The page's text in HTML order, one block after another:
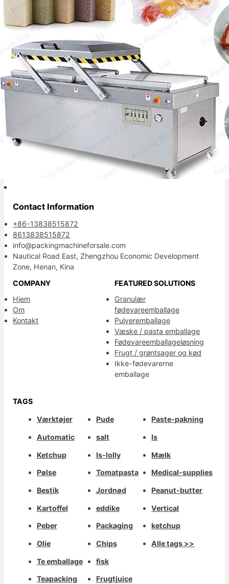
Dobbeltkammer vakuumpakker er designet til
at vakuumpakke og forsegle fødevarer eller
ikke-fødevarer…
Pålidelig emballagepartner.
Contact Information
+86-13838515872
8613838515872
info@packingmachineforsale.com
Nautical Road East, Zhengzhou Economic Development
Zone, Henan, Kina
COMPANY
Hjem
Om
Kontakt
FEATURED SOLUTIONS
Granulær
fødevareemballage
Pulveremballage
Væske / pasta emballage
Fødevareemballageløsning
Frugt / grøntsager og kød
Ikke-fødevarerne
emballage
TAGS
Værktøjer
Automatic
Ketchup
Pølse
Bestik
Kartoffel
Peber
Olie
Te emballage
Teapacking
Pude
salt
Is-lolly
Tomatpasta
Jordnød
eddike
Packaging
Chips
fisk
Frugtjuice
Paste-pakning
Is
Mælk
Medical-supplies
Peanut-butter
Vertical
ketchup
Alle tags >>